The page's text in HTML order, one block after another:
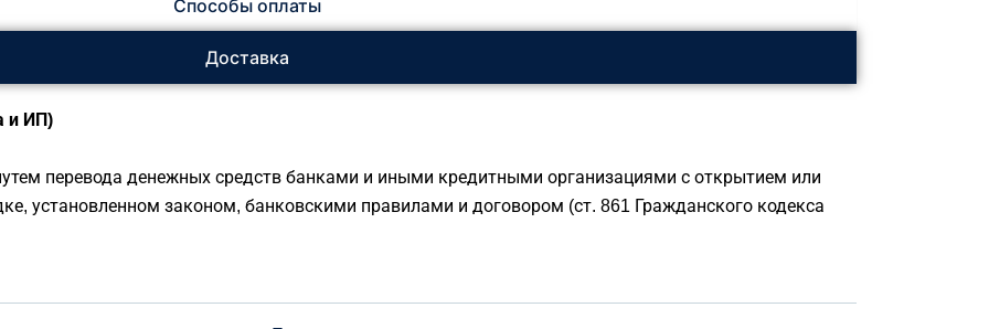
Способы оплаты
Доставка
и ИП)
перевода денежных средств банками и иными кредитными организациями с открытием или
установленном законом, банковскими правилами и договором (ст. 861 Гражданского кодекса